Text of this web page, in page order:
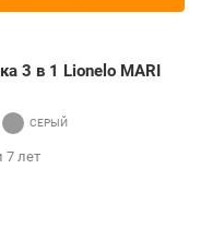
3 в 1 Lionelo MARI
7 лет